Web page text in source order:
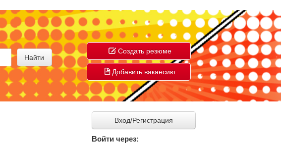
Найти
Создать резюме
Добавить вакансию
Вход/Регистрация
Войти через: